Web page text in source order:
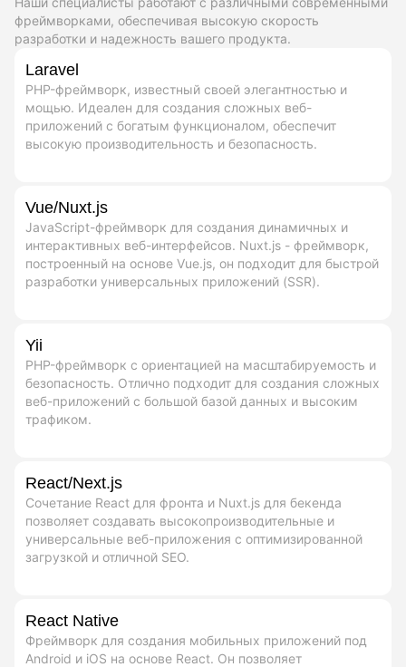
фреймворками, обеспечивая высокую скорость
разработки и надежность вашего продукта.
Laravel
PHP-фреймворк, известный своей элегантностью и
мощью. Идеален для создания сложных веб-
приложений с богатым функционалом, обеспечит
высокую производительность и безопасность.
Vue/Nuxt.js
JavaScript-фреймворк для создания динамичных и
интерактивных веб-интерфейсов. Nuxt.js - фреймворк,
построенный на основе Vue.js, он подходит для быстрой
разработки универсальных приложений (SSR).
Yii
PHP-фреймворк с ориентацией на масштабируемость и
безопасность. Отлично подходит для создания сложных
веб-приложений с большой базой данных и высоким
трафиком.
React/Next.js
Сочетание React для фронта и Nuxt.js для бекенда
позволяет создавать высокопроизводительные и
универсальные веб-приложения с оптимизированной
загрузкой и отличной SEO.
React Native
Фреймворк для создания мобильных приложений под
Android и iOS на основе React. Он позволяет